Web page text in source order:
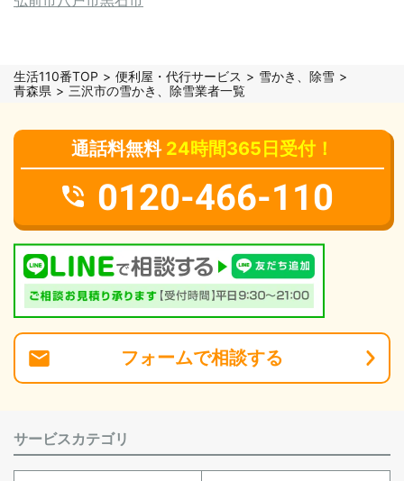
生活110番TOP 便利屋・代行サービス
雪かき、除雪
青森県
三沢市の雪かき、除雪業者一覧
通話料無料 24時間365日受付！
0120-466-110
フォームで相談する
サービスカテゴリ